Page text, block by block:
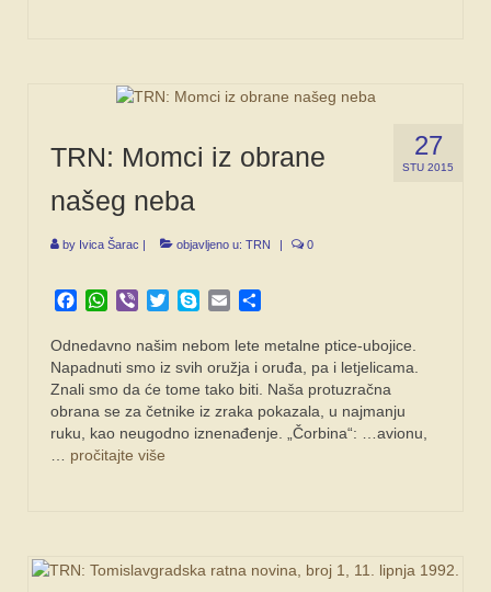
27
STU 2015
TRN: Momci iz obrane
našeg neba
by Ivica Šarac objavljeno u: TRN 0
Facebook
WhatsApp
Viber TwitterSkypeEmail
Odnedavno našim ne­bom lete metalne ptice-ubojice.
Napadnuti smo iz svih oružja i oruđa, pa i letjelica­ma.
Znali smo da će tome tako biti. Naša protuzračna
obrana se za četnike iz zra­ka pokazala, u najmanju
ruku, kao neugodno izne­nađenje. „Čorbina“: …avio­nu,
… pročitajte više